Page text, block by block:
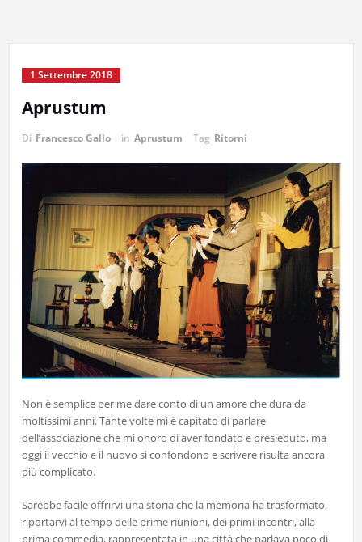
1 Settembre 2018
Aprustum
Di Francesco Gallo in Aprustum Tag Ritorni
Non è semplice per me dare conto di un amore che dura da
moltissimi anni. Tante volte mi è capitato di parlare
dell’associazione che mi onoro di aver fondato e presieduto, ma
oggi il vecchio e il nuovo si confondono e scrivere risulta ancora
più complicato.
Sarebbe facile offrirvi una storia che la memoria ha trasformato,
riportarvi al tempo delle prime riunioni, dei primi incontri, alla